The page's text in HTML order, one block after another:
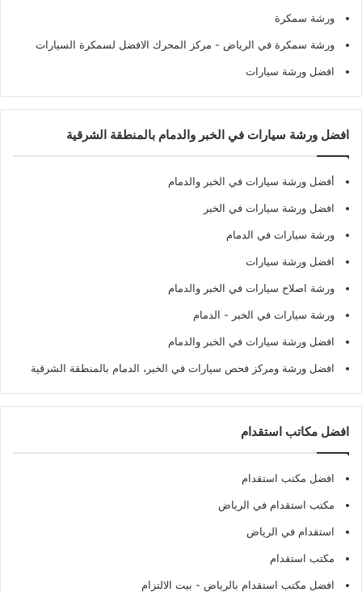
ورشة سمكرة
ورشة سمكرة في الرياض - مركز المحرك الافضل لسمكرة السيارات
افضل ورشة سيارات
افضل ورشة سيارات في الخبر والدمام بالمنطقة الشرقية
أفضل ورشة سيارات في الخبر والدمام
افضل ورشة سيارات في الخبر
ورشة سيارات في الدمام
افضل ورشة سيارات
ورشة اصلاح سيارات في الخبر والدمام
ورشة سيارات في الخبر - الدمام
افضل ورشة سيارات في الخبر والدمام
افضل ورشة ومركز فحص سيارات في الخبر، الدمام بالمنطقة الشرقية
افضل مكاتب استقدام
افضل مكتب استقدام
مكتب استقدام في الرياض
استقدام في الرياض
مكتب استقدام
افضل مكتب استقدام بالرياض - بيت الالتزام